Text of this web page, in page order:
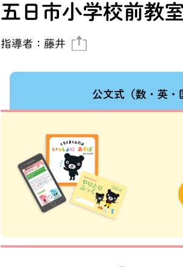
五日市小学校前教室
指導者： 藤井
公文式 （数・英・